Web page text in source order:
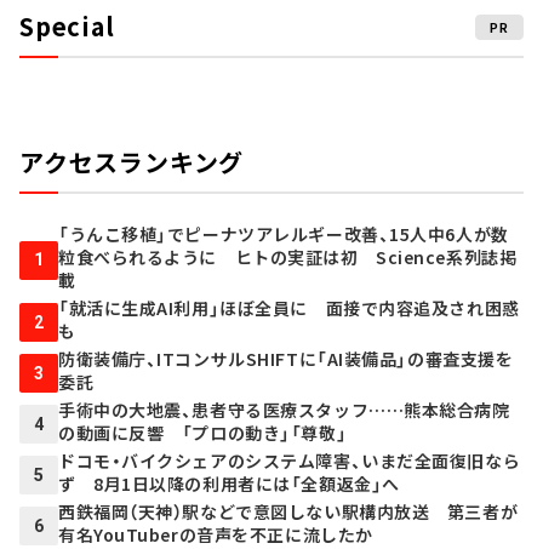
Special PR
アクセスランキング
1
「うんこ移植」でピーナツアレルギー改善、15人中6人が数
粒食べられるように ヒトの実証は初 Science系列誌掲
載
2
「就活に生成AI利用」ほぼ全員に 面接で内容追及され困惑
も
3
防衛装備庁、ITコンサルSHIFTに「AI装備品」の審査支援を
委託
4
手術中の大地震、患者守る医療スタッフ……熊本総合病院
の動画に反響 「プロの動き」「尊敬」
5
ドコモ・バイクシェアのシステム障害、いまだ全面復旧なら
ず 8月1日以降の利用者には「全額返金」へ
6
西鉄福岡（天神）駅などで意図しない駅構内放送 第三者が
有名YouTuberの音声を不正に流したか